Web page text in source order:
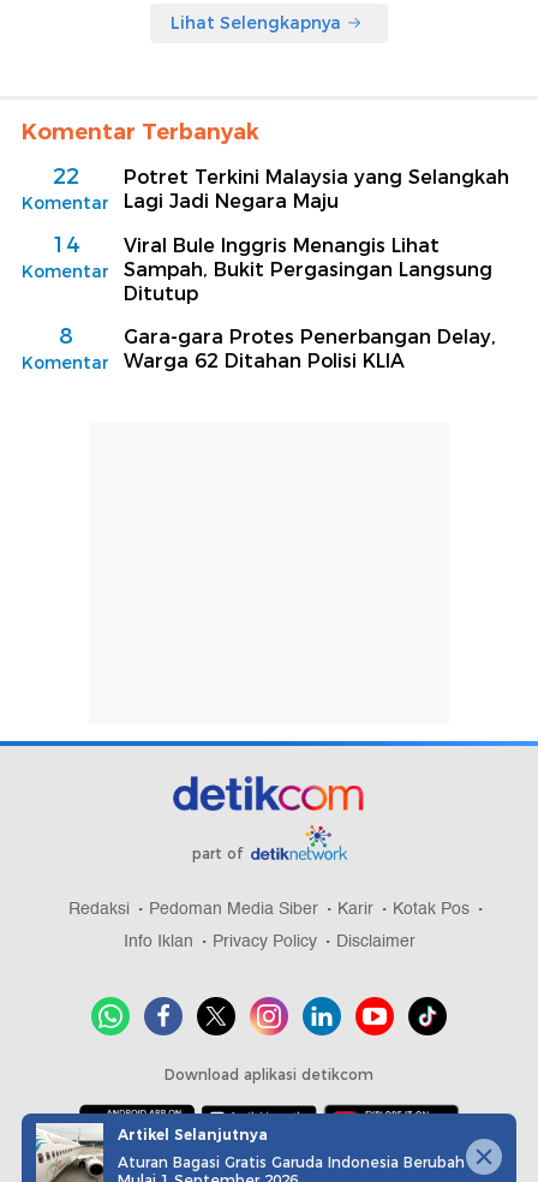
Lihat Selengkapnya
Komentar Terbanyak
22
Komentar
Potret Terkini Malaysia yang Selangkah
Lagi Jadi Negara Maju
14
Komentar
Viral Bule Inggris Menangis Lihat
Sampah, Bukit Pergasingan Langsung
Ditutup
8
Komentar
Gara-gara Protes Penerbangan Delay,
Warga 62 Ditahan Polisi KLIA
part of
Redaksi Pedoman Media Siber Karir
Kotak Pos
Info Iklan
Privacy Policy Disclaimer
Download aplikasi detikcom
Copyright @ 2026 detikcom, All right reserved
Artikel Selanjutnya
Aturan Bagasi Gratis Garuda Indonesia Berubah